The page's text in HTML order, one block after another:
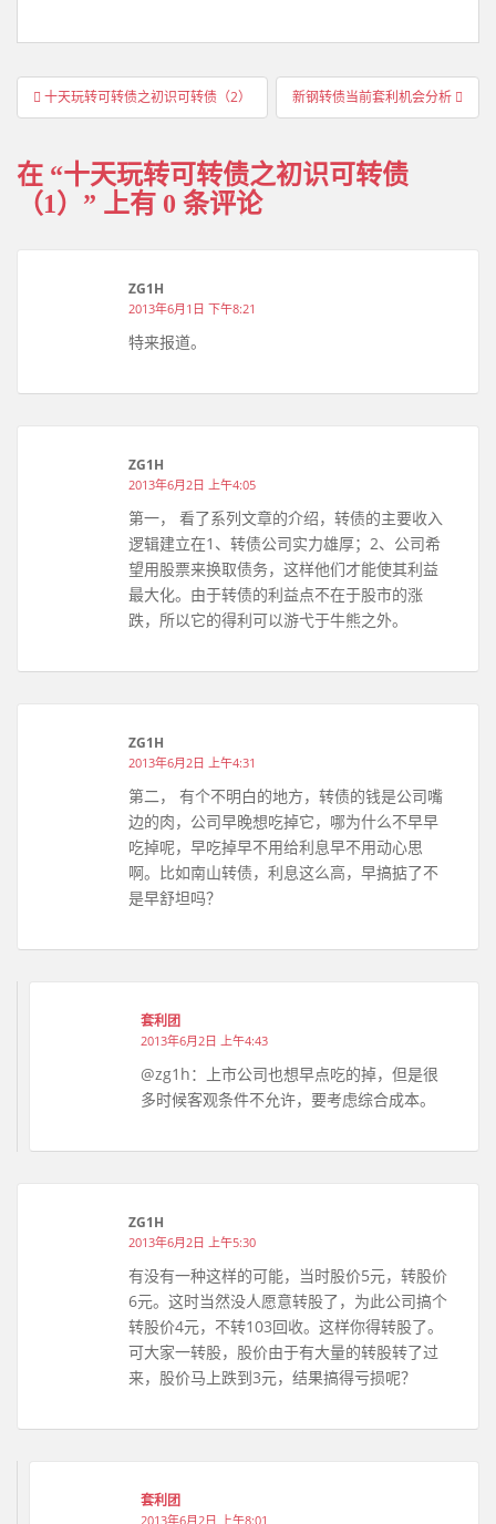
文
章
航
十天玩转可转债之初识可转债（2） 新钢转债当前套利机会分析
在 “十天玩转可转债之初识可转债
（1） ” 上有 0 条评论
ZG1H
2013年6月1日 下午8:21
特来报道。
ZG1H
2013年6月2日 上午4:05
第一， 看了系列文章的介绍，转债的主要收入
逻辑建立在1、转债公司实力雄厚；2、公司希
望用股票来换取债务，这样他们才能使其利益
最大化。由于转债的利益点不在于股市的涨
跌，所以它的得利可以游弋于牛熊之外。
ZG1H
2013年6月2日 上午4:31
第二， 有个不明白的地方，转债的钱是公司嘴
边的肉，公司早晚想吃掉它，哪为什么不早早
吃掉呢，早吃掉早不用给利息早不用动心思
啊。比如南山转债，利息这么高，早搞掂了不
是早舒坦吗？
套利团
2013年6月2日 上午4:43
@zg1h：上市公司也想早点吃的掉，但是很
多时候客观条件不允许，要考虑综合成本。
ZG1H
2013年6月2日 上午5:30
有没有一种这样的可能，当时股价5元，转股价
6元。这时当然没人愿意转股了，为此公司搞个
转股价4元，不转103回收。这样你得转股了。
可大家一转股，股价由于有大量的转股转了过
来，股价马上跌到3元，结果搞得亏损呢？
套利团
2013年6月2日 上午8:01